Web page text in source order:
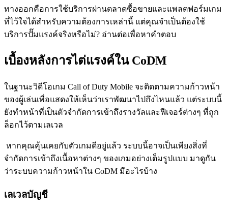
ทางออกคือการใช้บริการผ่านตลาดซื้อขายและแพลตฟอร์มเกม
ที่ไว้ใจได้สำหรับความต้องการเหล่านี้ แต่คุณจำเป็นต้องใช้
บริการปั๊มแรงค์จริงหรือไม่? อ่านต่อเพื่อหาคำตอบ
เบื้องหลังการไต่แรงค์ใน CoDM
ในฐานะวิดีโอเกม Call of Duty Mobile จะติดตามความก้าวหน้า
ของผู้เล่นเพื่อแสดงให้เห็นว่าเราพัฒนาไปถึงไหนแล้ว แต่ระบบนี้
ยังทำหน้าที่เป็นตัวจำกัดการเข้าถึงรางวัลและฟีเจอร์ต่างๆ ที่ถูก
ล็อกไว้ตามเลเวล
หากคุณคุ้นเคยกับตัวเกมดีอยู่แล้ว ระบบนี้อาจเป็นเพียงสิ่งที่
จำกัดการเข้าถึงเนื้อหาต่างๆ ของเกมอย่างเต็มรูปแบบ มาดูกัน
ว่าระบบความก้าวหน้าใน CoDM มีอะไรบ้าง
เลเวลบัญชี